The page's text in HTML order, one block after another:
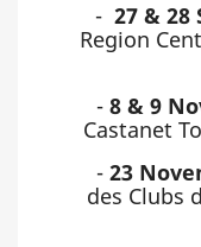
- 27 & 28
Region
- 8 & 9
Castanet
- 23
des Clubs